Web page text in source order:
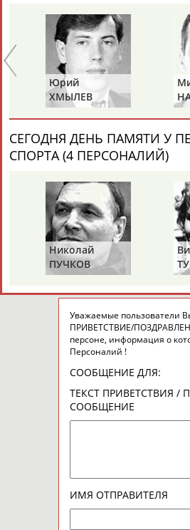
Юрий
ХМЫЛЕВ
СЕГОДНЯ ДЕНЬ ПАМЯТИ У
СПОРТА (4 ПЕРСОНАЛИЙ)
Николай
ПУЧКОВ
Уважаемые пользователи
ПРИВЕТСТВИЕ/
персоне, информация о
Персоналий !
СООБЩЕНИЕ ДЛЯ:
ТЕКСТ ПРИВЕТСТВИЯ /
СООБЩЕНИЕ
ИМЯ ОТПРАВИТЕЛЯ